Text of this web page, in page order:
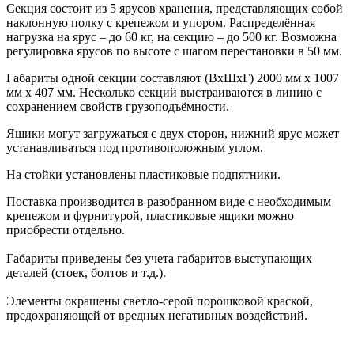
Секция состоит из 5 ярусов хранения, представляющих собой
наклонную полку с крепежом и упором. Распределённая
нагрузка на ярус – до 60 кг, на секцию – до 500 кг. Возможна
регулировка ярусов по высоте с шагом перестановки в 50 мм.
Габариты одной секции составляют (ВxШxГ) 2000 мм x 1007
мм x 407 мм. Несколько секций выстраиваются в линию с
сохранением свойств грузоподъёмности.
Ящики могут загружаться с двух сторон, нижний ярус может
устанавливаться под противоположным углом.
На стойки установлены пластиковые подпятники.
Поставка производится в разобранном виде с необходимым
крепежом и фурнитурой, пластиковые ящики можно
приобрести отдельно.
Габариты приведены без учета габаритов выступающих
деталей (стоек, болтов и т.д.).
Элементы окрашены светло-серой порошковой краской,
предохраняющей от вредных негативных воздействий.